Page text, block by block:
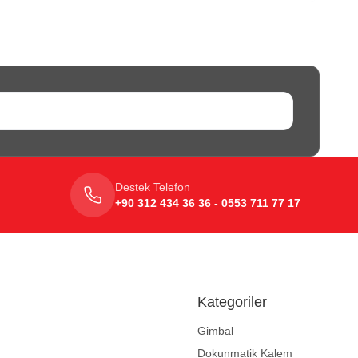
Destek Telefon
+90 312 434 36 36 - 0553 711 77 17
Kategoriler
Gimbal
Dokunmatik Kalem